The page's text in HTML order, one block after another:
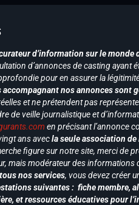
d’information sur le monde
d’annonces de casting ayant
pour en assurer la
nos annonces sont
et ne prétendent pas
de veille journalistique et
en précisant l’annonce
ans avecla seule association
figure sur notre site, merci de
mais modérateur des informations
nos services, vous devez créer
suivantes : fiche membre,
et ressources éducatives pour